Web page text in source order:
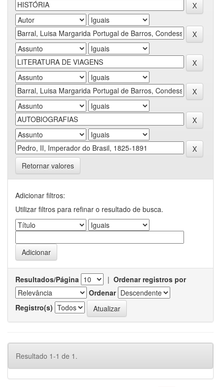
Retornar valores
Adicionar filtros:
Utilizar filtros para refinar o resultado de busca.
Resultados/Página | Ordenar registros por
Ordenar
Registro(s)
Resultado 1-1 de 1.